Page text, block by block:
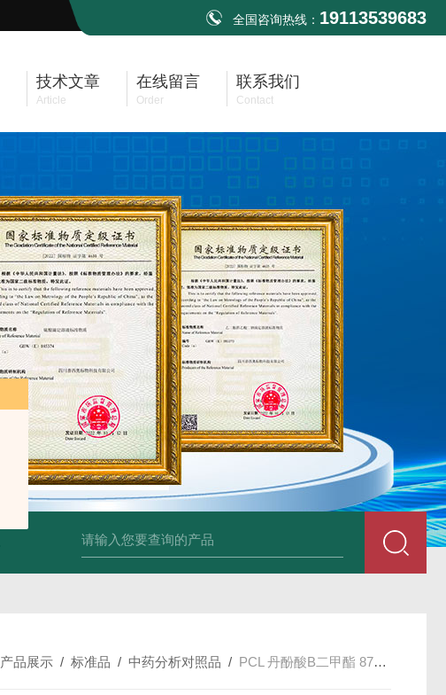
全国咨询热线： 19113539683
技术文章
Article
在线留言
Order
联系我们
Contact
34860-4L-Rsigma 甲醇 67-
产品展示 /标准品 /中药分析对照品 / PCL 丹酚酸B二甲酯 875313-64-7